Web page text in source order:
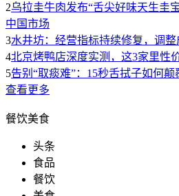
2乌拉圭牛肉发布“舌尖好味天生圭
中国市场
3水井坊：经营指标持续修复，调
4北京烤鸭店深度实测，这3家里性
5告别“取痰难”：15秒舌拭子如何颠
查看更多
餐饮美食
头条
食品
餐饮